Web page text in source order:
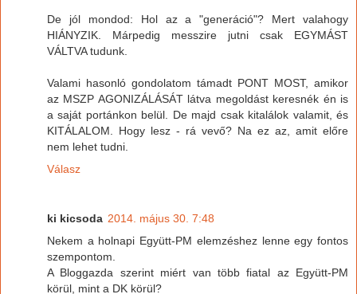
De jól mondod: Hol az a "generáció"? Mert valahogy
HIÁNYZIK. Márpedig messzire jutni csak EGYMÁST
VÁLTVA tudunk.
Valami hasonló gondolatom támadt PONT MOST, amikor
az MSZP AGONIZÁLÁSÁT látva megoldást keresnék én is
a saját portánkon belül. De majd csak kitalálok valamit, és
KITÁLALOM. Hogy lesz - rá vevő? Na ez az, amit előre
nem lehet tudni.
Válasz
ki kicsoda 2014. május 30. 7:48
Nekem a holnapi Együtt-PM elemzéshez lenne egy fontos
szempontom.
A Bloggazda szerint miért van több fiatal az Együtt-PM
körül, mint a DK körül?